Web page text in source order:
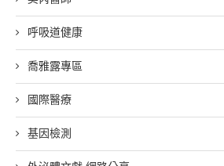
呼吸道健康
喬雅露專區
國際醫療
基因檢測